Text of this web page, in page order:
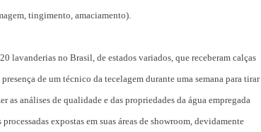
tingimento, amaciamento).
lavanderias no Brasil, de estados variados, que receberam calças
de um técnico da tecelagem durante uma semana para tirar
as análises de qualidade e das propriedades da água empregada
expostas em suas áreas de showroom, devidamente